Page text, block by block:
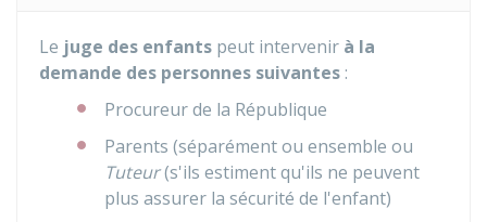
Le juge des enfants peut intervenir à la
demande des personnes suivantes :
Procureur de la République
Parents (séparément ou ensemble ou
Tuteur(s'ils estiment qu'ils ne peuvent
plus assurer la sécurité de l'enfant)